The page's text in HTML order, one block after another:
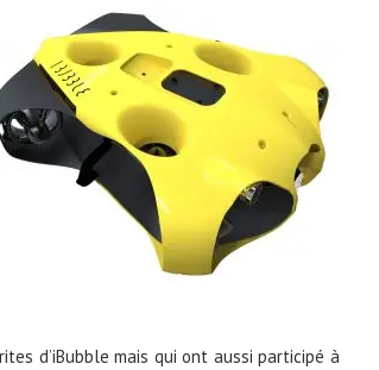
d’iBubble mais qui ont aussi participé à